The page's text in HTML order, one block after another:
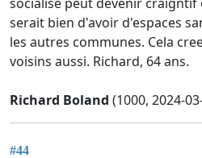
serait bien d'avoir d'espaces
les autres communes. Cela
voisins aussi. Richard, 64 ans.
Richard Boland (1000, 2024-
#44